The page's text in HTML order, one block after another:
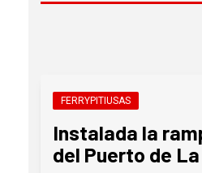
FERRYPITIUSAS
Instalada la
del Puerto de